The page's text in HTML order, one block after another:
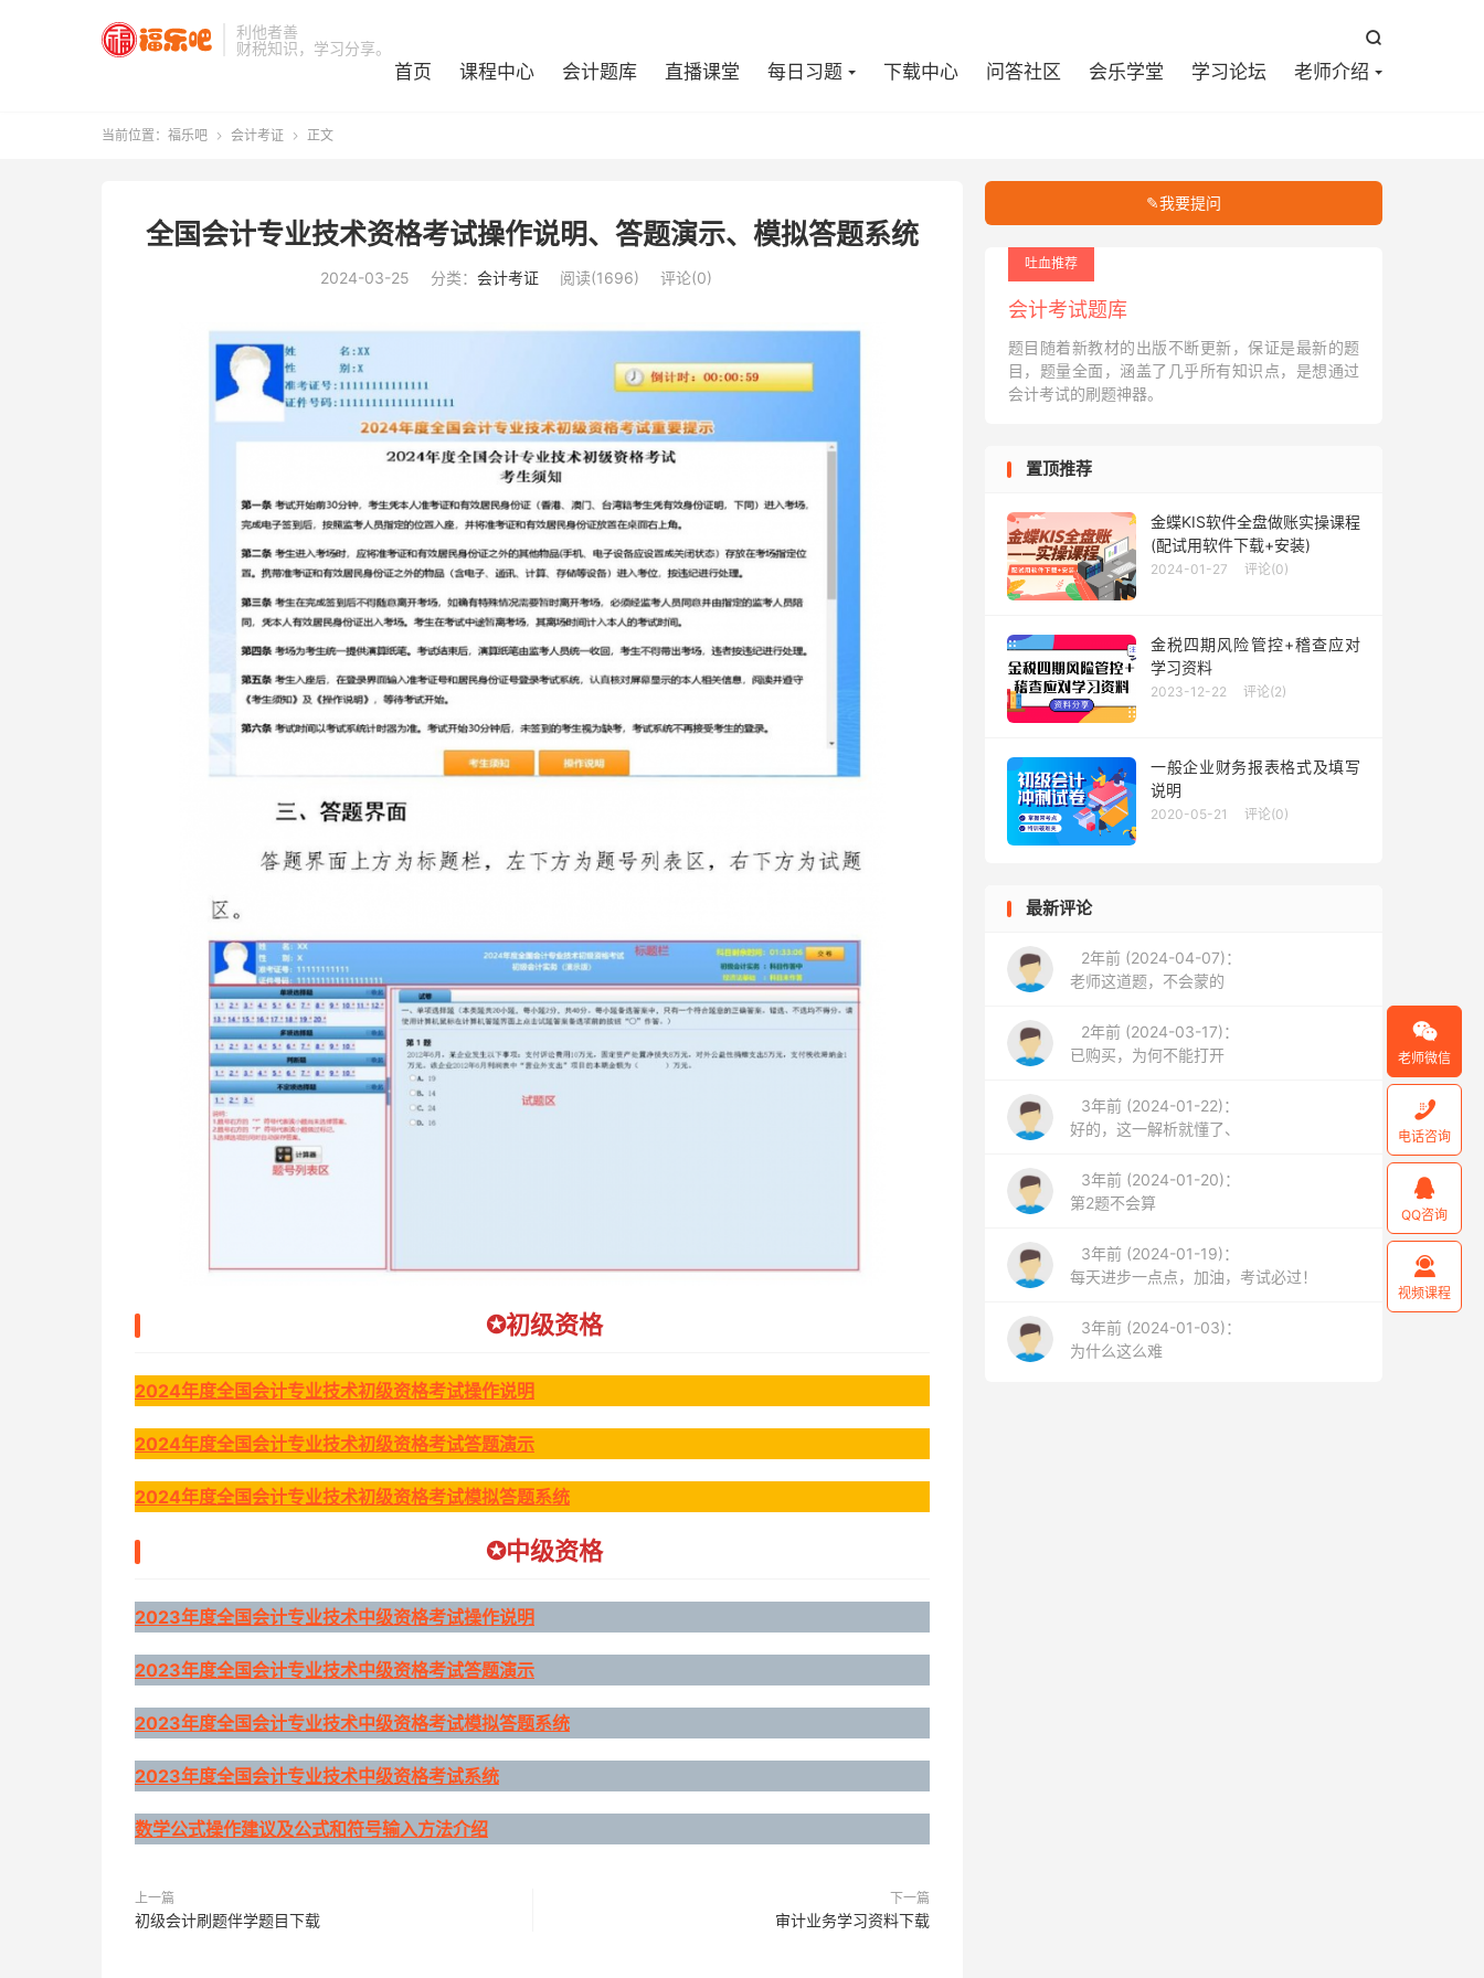
利他者善
财税知识，学习分享。

首页 课程中心 会计题库 直播课堂 每日习题 下载中心 问答社区 会乐学堂 学习论坛 老师介绍
当前位置： 福乐吧  会计考证  正文
全国会计专业技术资格考试操作说明、答题演示、模拟答题系统
2024-03-25 分类： 会计考证 阅读(1696) 评论(0)
✪初级资格
2024年度全国会计专业技术初级资格考试操作说明
2024年度全国会计专业技术初级资格考试答题演示
2024年度全国会计专业技术初级资格考试模拟答题系统
✪中级资格
2023年度全国会计专业技术中级资格考试操作说明
2023年度全国会计专业技术中级资格考试答题演示
2023年度全国会计专业技术中级资格考试模拟答题系统
2023年度全国会计专业技术中级资格考试系统
数学公式操作建议及公式和符号输入方法介绍
上一篇
初级会计刷题伴学题目下载
下一篇
审计业务学习资料下载
✎我要提问
吐血推荐
会计考试题库
题目随着新教材的出版不断更新，保证是最新的题
目，题量全面，涵盖了几乎所有知识点，是想通过
会计考试的刷题神器。
置顶推荐
金蝶KIS软件全盘做账实操课程
(配试用软件下载+安装)
2024-01-27 评论(0)
金税四期风险管控+稽查应对
学习资料
2023-12-22 评论(2)
一般企业财务报表格式及填写
说明
2020-05-21 评论(0)
最新评论
2年前 (2024-04-07)：
老师这道题，不会蒙的
2年前 (2024-03-17)：
已购买，为何不能打开
3年前 (2024-01-22)：
好的，这一解析就懂了、
3年前 (2024-01-20)：
第2题不会算
3年前 (2024-01-19)：
每天进步一点点，加油，考试必过！
3年前 (2024-01-03)：
为什么这么难

老师微信

电话咨询

QQ咨询

视频课程